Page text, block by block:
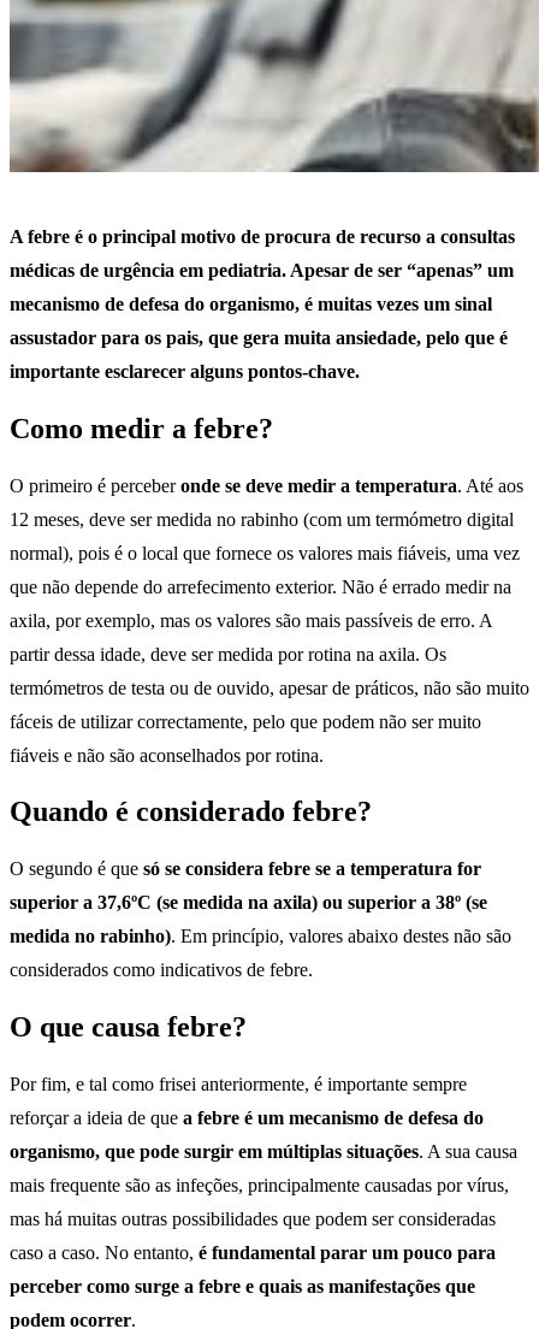
A febre é o principal motivo de procura de recurso a consultas
médicas de urgência em pediatria. Apesar de ser “apenas” um
mecanismo de defesa do organismo, é muitas vezes um sinal
assustador para os pais, que gera muita ansiedade, pelo que é
importante esclarecer alguns pontos-chave.
Como medir a febre?
O primeiro é perceberonde se deve medir a temperatura. Até aos
12 meses, deve ser medida no rabinho (com um termómetro digital
normal), pois é o local que fornece os valores mais fiáveis, uma vez
que não depende do arrefecimento exterior. Não é errado medir na
axila, por exemplo, mas os valores são mais passíveis de erro. A
partir dessa idade, deve ser medida por rotina na axila. Os
termómetros de testa ou de ouvido, apesar de práticos, não são muito
fáceis de utilizar correctamente, pelo que podem não ser muito
fiáveis e não são aconselhados por rotina.
Quando é considerado febre?
O segundo é que só se considera febre se a temperatura for
superior a 37,6ºC (se medida na axila) ou superior a 38º (se
medida no rabinho). Em princípio, valores abaixo destes não são
considerados como indicativos de febre.
O que causa febre?
Por fim, e tal como frisei anteriormente, é importante sempre
reforçar a ideia de que a febre é um mecanismo de defesa do
organismo, que pode surgir em múltiplas situações. A sua causa
mais frequente são as infeções, principalmente causadas por vírus,
mas há muitas outras possibilidades que podem ser consideradas
caso a caso. No entanto, é fundamental parar um pouco para
perceber como surge a febre e quais as manifestações que
podem ocorrer.